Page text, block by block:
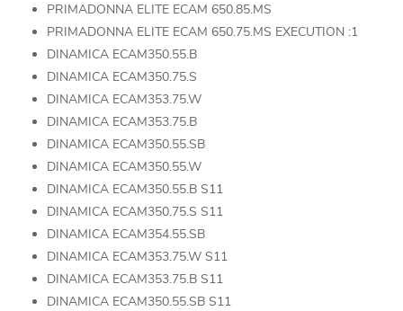
PRIMADONNA ELITE ECAM 650.85.MS
PRIMADONNA ELITE ECAM 650.75.MS EXECUTION :1
DINAMICA ECAM350.55.B
DINAMICA ECAM350.75.S
DINAMICA ECAM353.75.W
DINAMICA ECAM353.75.B
DINAMICA ECAM350.55.SB
DINAMICA ECAM350.55.W
DINAMICA ECAM350.55.B S11
DINAMICA ECAM350.75.S S11
DINAMICA ECAM354.55.SB
DINAMICA ECAM353.75.W S11
DINAMICA ECAM353.75.B S11
DINAMICA ECAM350.55.SB S11